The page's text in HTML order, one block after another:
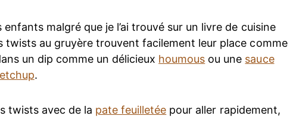
malgré que je l’ai trouvé sur un livre de cuisine
twists au gruyère trouvent facilement leur place comme
un dip comme un délicieux houmous ou une sauce
.
twists avec de la pate feuilletée pour aller rapidement,